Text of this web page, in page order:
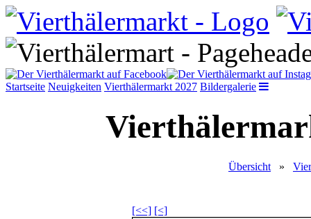
Startseite Neuigkeiten Vierthälermarkt 2027 Bildergalerie
Übersicht »
[<<] [<]